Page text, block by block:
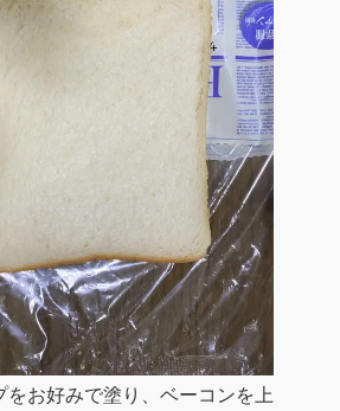
をお好みで塗り、ベーコンを上